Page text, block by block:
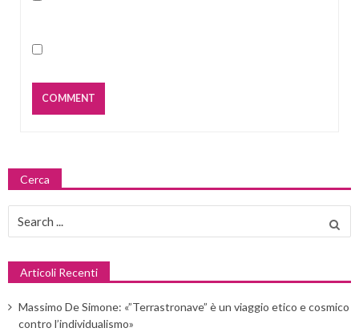
Cerca
Articoli Recenti
Massimo De Simone: «”Terrastronave” è un viaggio etico e cosmico
contro l’individualismo»